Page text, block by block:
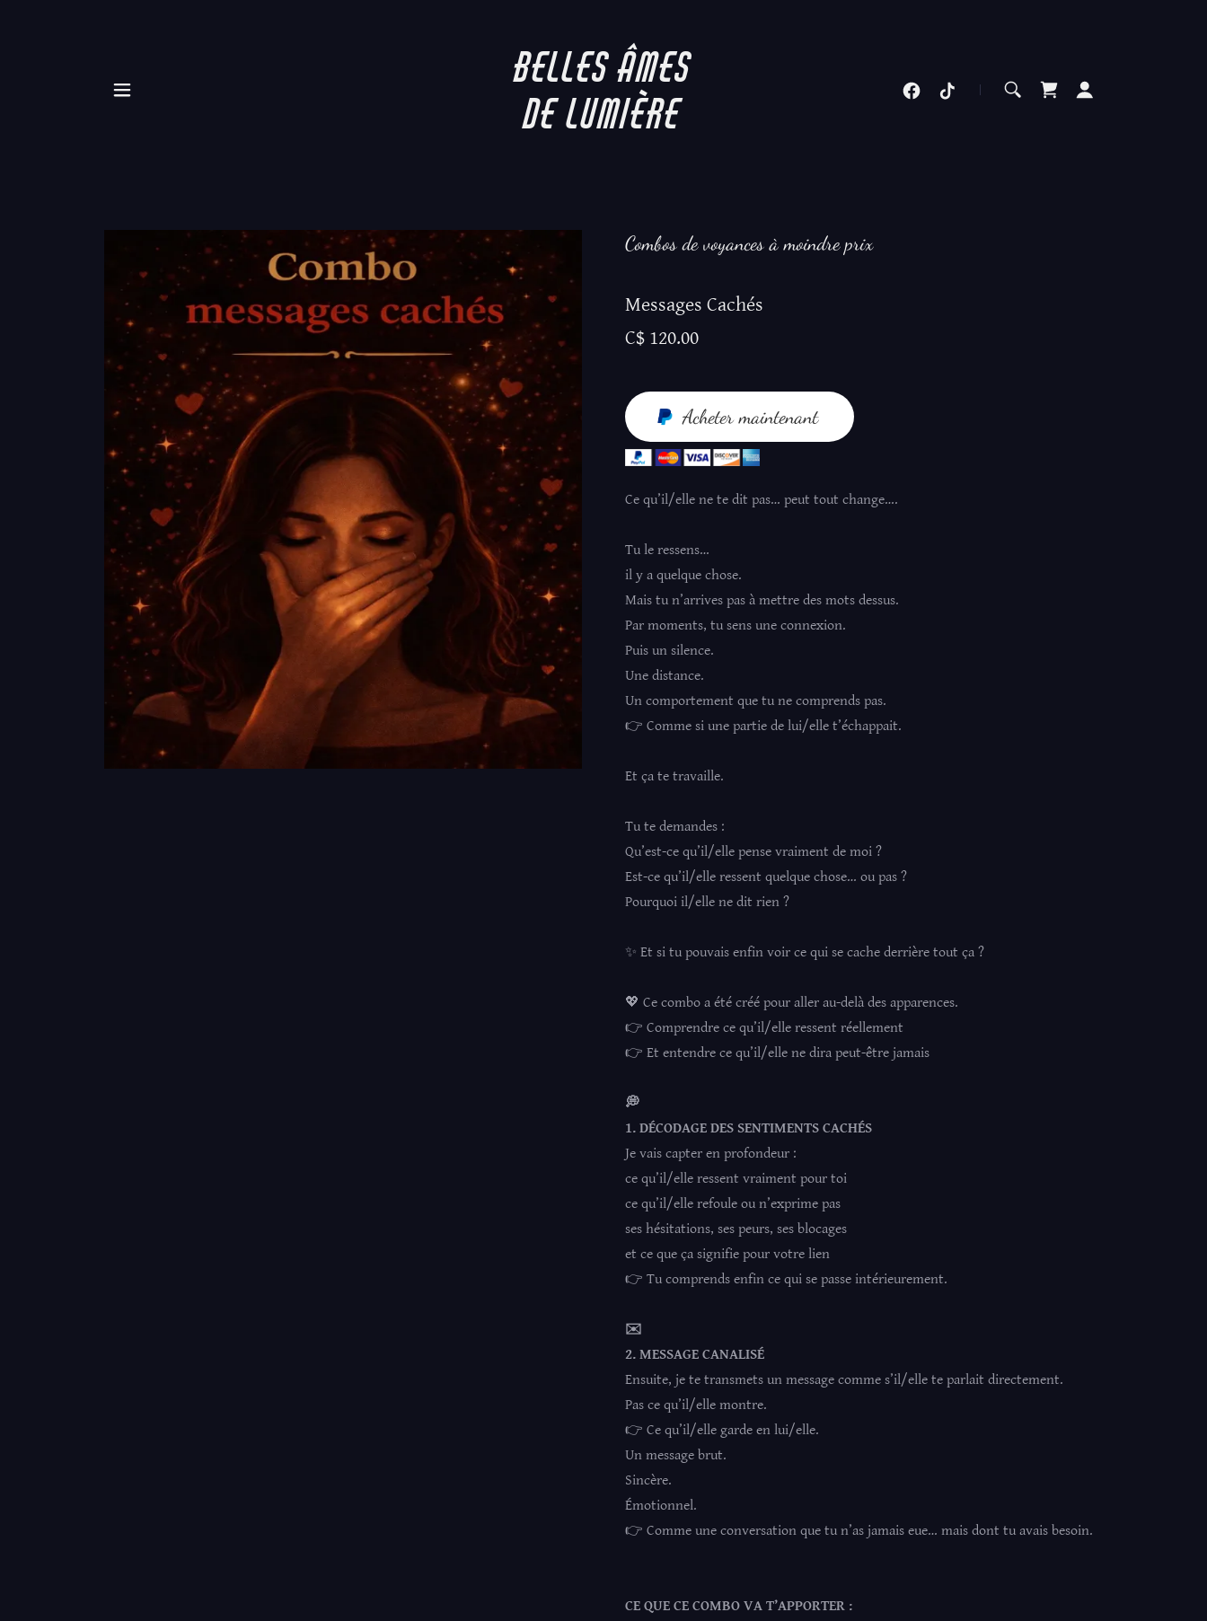
Belles âmes
de lumière
Combos de voyances à moindre prix
Messages Cachés
C$ 120.00
Acheter maintenant
Ce qu’il/elle ne te dit pas… peut tout change….
Tu le ressens…
il y a quelque chose.
Mais tu n’arrives pas à mettre des mots dessus.
Par moments, tu sens une connexion.
Puis un silence.
Une distance.
Un comportement que tu ne comprends pas.
👉 Comme si une partie de lui/elle t’échappait.
Et ça te travaille.
Tu te demandes :
Qu’est-ce qu’il/elle pense vraiment de moi ?
Est-ce qu’il/elle ressent quelque chose… ou pas ?
Pourquoi il/elle ne dit rien ?
✨ Et si tu pouvais enfin voir ce qui se cache derrière tout ça ?
💖 Ce combo a été créé pour aller au-delà des apparences.
👉 Comprendre ce qu’il/elle ressent réellement
👉 Et entendre ce qu’il/elle ne dira peut-être jamais
💭
1. DÉCODAGE DES SENTIMENTS CACHÉS
Je vais capter en profondeur :
ce qu’il/elle ressent vraiment pour toi
ce qu’il/elle refoule ou n’exprime pas
ses hésitations, ses peurs, ses blocages
et ce que ça signifie pour votre lien
👉 Tu comprends enfin ce qui se passe intérieurement.
✉️
2. MESSAGE CANALISÉ
Ensuite, je te transmets un message comme s’il/elle te parlait directement.
Pas ce qu’il/elle montre.
👉 Ce qu’il/elle garde en lui/elle.
Un message brut.
Sincère.
Émotionnel.
👉 Comme une conversation que tu n’as jamais eue… mais dont tu avais besoin.
CE QUE CE COMBO VA T’APPORTER :